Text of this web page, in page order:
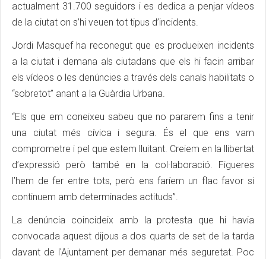
actualment 31.700 seguidors i es dedica a penjar vídeos
de la ciutat on s’hi veuen tot tipus d’incidents.
Jordi Masquef ha reconegut que es produeixen incidents
a la ciutat i demana als ciutadans que els hi facin arribar
els vídeos o les denúncies a través dels canals habilitats o
“sobretot” anant a la Guàrdia Urbana.
“Els que em coneixeu sabeu que no pararem fins a tenir
una ciutat més cívica i segura. És el que ens vam
comprometre i pel que estem lluitant. Creiem en la llibertat
d’expressió però també en la col·laboració. Figueres
l’hem de fer entre tots, però ens faríem un flac favor si
continuem amb determinades actituds”.
La denúncia coincideix amb la protesta que hi havia
convocada aquest dijous a dos quarts de set de la tarda
davant de l'Ajuntament per demanar més seguretat. Poc